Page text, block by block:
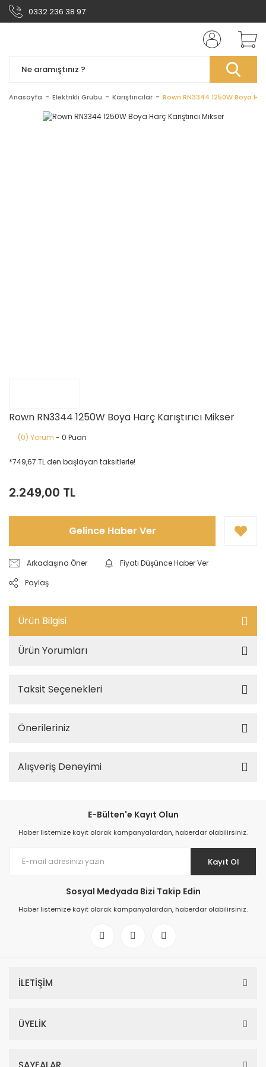
0332 236 38 97
Anasayfa Elektrikli Grubu Karıştırıcılar Rown RN3344 1250W Boya
Rown RN3344 1250W Boya Harç Karıştırıcı Mikser
(0) Yorum - 0 Puan
*749,67 TL den başlayan taksitlerle!
2.249,00 TL
Gelince Haber Ver
Arkadaşına Öner
Fiyatı Düşünce Haber Ver
Paylaş
Ürün Bilgisi
Ürün Yorumları
Taksit Seçenekleri
Önerileriniz
Alışveriş Deneyimi
E-Bülten'e Kayıt Olun
Haber listemize kayıt olarak kampanyalardan, haberdar olabilirsiniz.
Kayıt Ol
Sosyal Medyada Bizi Takip Edin
Haber listemize kayıt olarak kampanyalardan, haberdar olabilirsiniz.
İLETİŞİM
ÜYELİK